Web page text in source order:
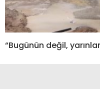
“Bugünün değil,